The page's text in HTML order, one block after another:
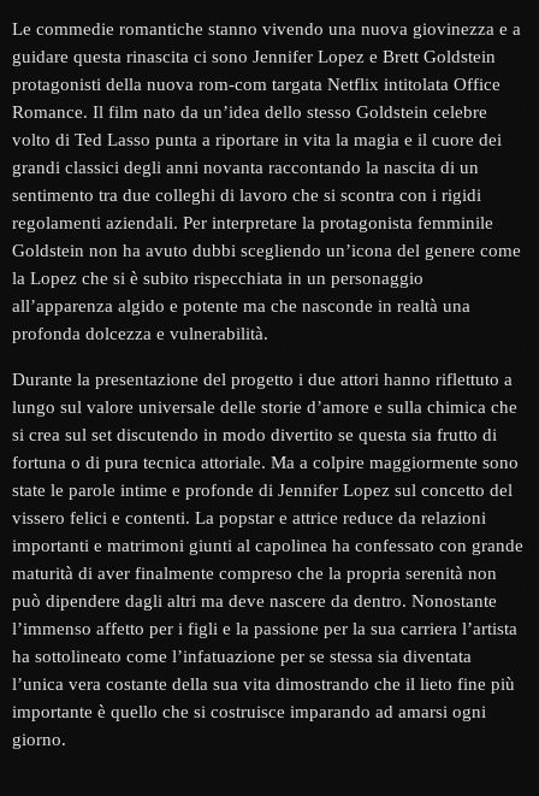
Le commedie romantiche stanno vivendo una nuova giovinezza e a
guidare questa rinascita ci sono Jennifer Lopez e Brett Goldstein
protagonisti della nuova rom-com targata Netflix intitolata Office
Romance. Il film nato da un’idea dello stesso Goldstein celebre
volto di Ted Lasso punta a riportare in vita la magia e il cuore dei
grandi classici degli anni novanta raccontando la nascita di un
sentimento tra due colleghi di lavoro che si scontra con i rigidi
regolamenti aziendali. Per interpretare la protagonista femminile
Goldstein non ha avuto dubbi scegliendo un’icona del genere come
la Lopez che si è subito rispecchiata in un personaggio
all’apparenza algido e potente ma che nasconde in realtà una
profonda dolcezza e vulnerabilità.
Durante la presentazione del progetto i due attori hanno riflettuto a
lungo sul valore universale delle storie d’amore e sulla chimica che
si crea sul set discutendo in modo divertito se questa sia frutto di
fortuna o di pura tecnica attoriale. Ma a colpire maggiormente sono
state le parole intime e profonde di Jennifer Lopez sul concetto del
vissero felici e contenti. La popstar e attrice reduce da relazioni
importanti e matrimoni giunti al capolinea ha confessato con grande
maturità di aver finalmente compreso che la propria serenità non
può dipendere dagli altri ma deve nascere da dentro. Nonostante
l’immenso affetto per i figli e la passione per la sua carriera l’artista
ha sottolineato come l’infatuazione per se stessa sia diventata
l’unica vera costante della sua vita dimostrando che il lieto fine più
importante è quello che si costruisce imparando ad amarsi ogni
giorno.